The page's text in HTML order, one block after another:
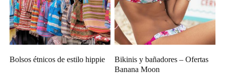
Bolsos étnicos de estilo hippie
Bikinis y bañadores – Ofertas
Banana Moon